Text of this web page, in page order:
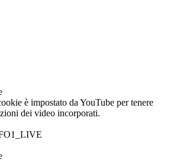
è impostato da YouTube per tenere
dei video incorporati.